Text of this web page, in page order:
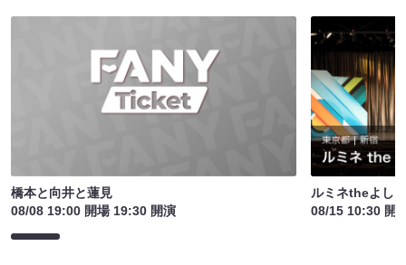
橋本と向井と蓮見
08/08 19:00 開場 19:30 開演
ルミネtheよし
08/15 10:30 開